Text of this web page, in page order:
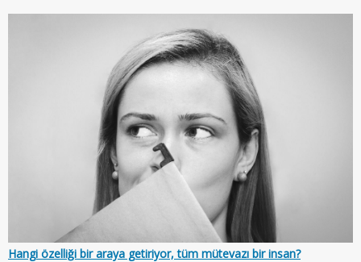
Hangi özelliği bir araya getiriyor, tüm mütevazı bir insan?